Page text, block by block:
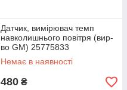
Датчик, вимірювач темп
навколишнього повітря (вир-
во GM) 25775833
Немає в наявності
480 ₴